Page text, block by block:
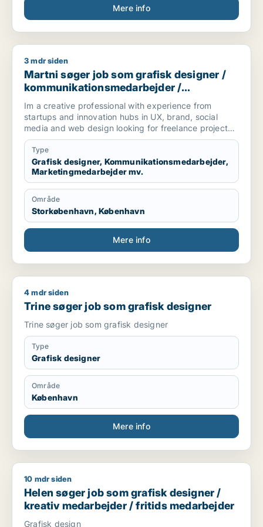
Mere info
Martni søger job som grafisk designer /
3 mdr siden
Martni søger job som grafisk designer /
kommunikationsmedarbejder /
marketingmedarbejder / kreativ
medarbejder / produktspecialist
Im a creative professional with experience from
startups and innovation hubs in UX, brand, social
media and web design looking for freelance projects,
part-time and full-time roles.
[xxxxx]
Type
Grafisk designer, Kommunikationsmedarbejder,
Marketingmedarbejder mv.
Område
Storkøbenhavn, København
Mere info
Trine søger job som grafisk designer
4 mdr siden
Trine søger job som grafisk designer
Trine søger job som grafisk designer
Type
Grafisk designer
Område
København
Mere info
Helen søger job som grafisk designer / kreativ
10 mdr siden
Helen søger job som grafisk designer /
kreativ medarbejder / fritids medarbejder
Grafisk design